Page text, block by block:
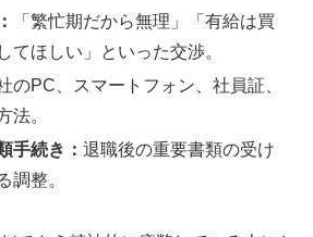
「繁忙期だから無理」「有給は買
てほしい」といった交渉。
のPC、スマートフォン、社員証、
法。
手続き：退職後の重要書類の受け
調整。